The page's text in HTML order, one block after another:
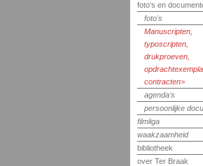
foto's en
foto's
Manuscripten,
typoscripten,
drukproeven,
contracten
agenda's
persoonlijke
filmliga
waakzaamheid
bibliotheek
over Ter Braak